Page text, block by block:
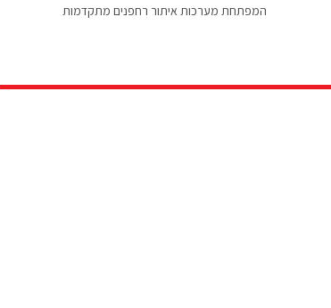
המפתחת מערכות איתור רחפנים מתקדמות